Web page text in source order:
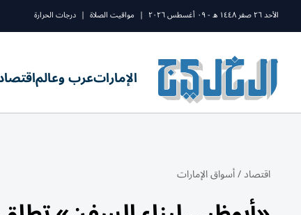
الأحد ٢٦ صفر ١٤٤٨ ه - ٠٩ أغسطس ٢٠٢٦ | مواقيت الصلاة | درجات الحرارة
الإماراتعرب وعالم
اقتصاد/أسواق الإمارات